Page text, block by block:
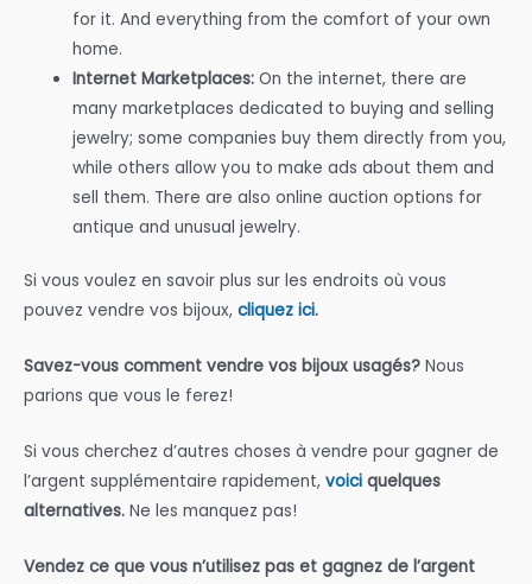
for it. And everything from the comfort of your own
home.
Internet Marketplaces: On the internet, there are
many marketplaces dedicated to buying and selling
jewelry; some companies buy them directly from you,
while others allow you to make ads about them and
sell them. There are also online auction options for
antique and unusual jewelry.
Si vous voulez en savoir plus sur les endroits où vous
pouvez vendre vos bijoux, cliquez ici.
Savez-vous comment vendre vos bijoux usagés? Nous
parions que vous le ferez!
Si vous cherchez d’autres choses à vendre pour gagner de
l’argent supplémentaire rapidement, voici quelques
alternatives. Ne les manquez pas!
Vendez ce que vous n’utilisez pas et gagnez de l’argent